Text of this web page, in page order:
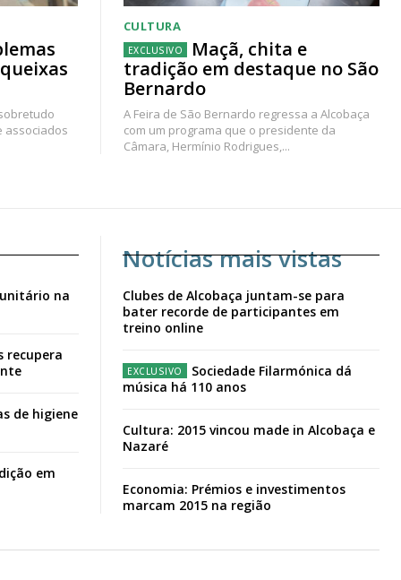
associados
CULTURA
Maçã, chita e
tradição em destaque no São
Bernardo
A Feira de São Bernardo regressa a Alcobaça
com um programa que o presidente da
Câmara, Hermínio Rodrigues,...
na
recupera
de higiene
em
Notícias mais vistas
Clubes de Alcobaça juntam-se para
bater recorde de participantes em
treino online
Sociedade Filarmónica dá
música há 110 anos
Cultura: 2015 vincou made in Alcobaça e
Nazaré
Economia: Prémios e investimentos
marcam 2015 na região